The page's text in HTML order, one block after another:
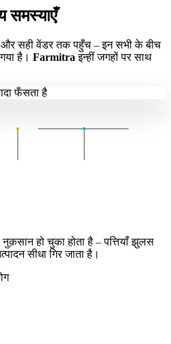
समस्याएँ
और सही वेंडर तक पहुँच – इन सभी के बीच
है। Farmitra इन्हीं जगहों पर साथ
फँसता है
हो चुका होता है – पत्तियाँ झुलस
सीधा गिर जाता है।